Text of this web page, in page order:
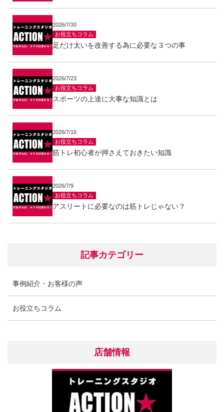
2026/7/30
お役立ちコラム
足だけ太いを改善する為に必要な３つの事
2026/7/23
お役立ちコラム
スポーツの上達に大事な知識とは
2026/7/16
お役立ちコラム
筋トレ初心者が押さえておきたい知識
2026/7/9
お役立ちコラム
アスリートに必要なのは筋トレじゃない？
記事カテゴリー
事例紹介・お客様の声
お役立ちコラム
店舗情報